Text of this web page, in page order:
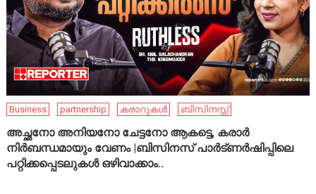
Business partnership കരാറുകൾ ബിസിനസ്സ്
അച്ഛനോ അനിയനോ ചേട്ടനോ ആകട്ടെ, കരാർ
നിർബന്ധമായും വേണം |ബിസിനസ് പാർട്ണർഷിപ്പിലെ
പറ്റിക്കപ്പെടലുകൾ ഒഴിവാക്കാം..